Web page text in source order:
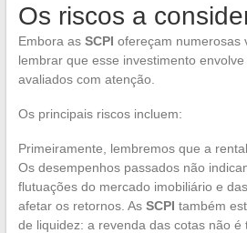
Os riscos a
Embora as SCPI ofereçam numerosas
lembrar que esse investimento
avaliados com atenção.
Os principais riscos incluem:
Primeiramente, lembremos que a
Os desempenhos passados não
flutuações do mercado imobiliário e
afetar os retornos. As SCPI também
de liquidez: a revenda das cotas não é